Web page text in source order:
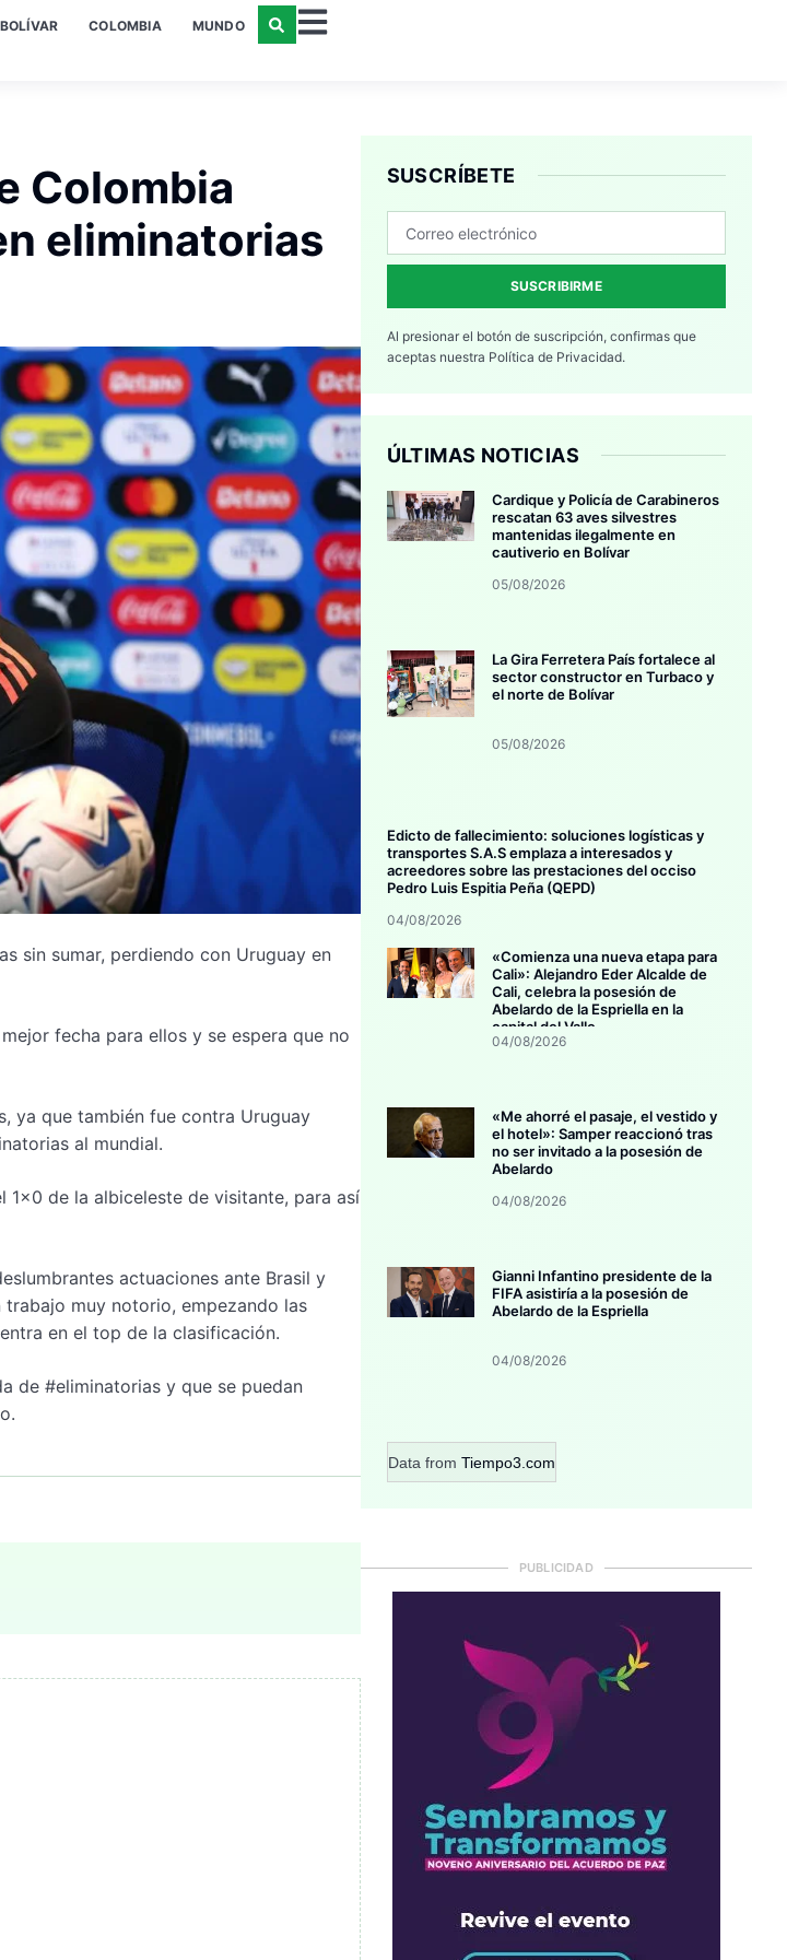
BOLÍVAR COLOMBIA MUNDO
Colombia
eliminatorias
sin sumar, perdiendo con Uruguay en
fecha para ellos y se espera que no
ya que también fue contra Uruguay
al mundial.
1×0 de la albiceleste de visitante, para así
actuaciones ante Brasil y
muy notorio, empezando las
en el top de la clasificación.
de #eliminatorias y que se puedan
SUSCRÍBETE
SUSCRIBIRME
Al presionar el botón de suscripción, confirmas que
aceptas nuestra Política de Privacidad.
ÚLTIMAS NOTICIAS
Cardique y Policía de Carabineros
rescatan 63 aves silvestres
mantenidas ilegalmente en
cautiverio en Bolívar
05/08/2026
La Gira Ferretera País fortalece al
sector constructor en Turbaco y
el norte de Bolívar
05/08/2026
Edicto de fallecimiento: soluciones logísticas y
transportes S.A.S emplaza a interesados y
acreedores sobre las prestaciones del occiso
Pedro Luis Espitia Peña (QEPD)
04/08/2026
«Comienza una nueva etapa para
Cali»: Alejandro Eder Alcalde de
Cali, celebra la posesión de
Abelardo de la Espriella en la
capital del Valle
04/08/2026
«Me ahorré el pasaje, el vestido y
el hotel»: Samper reaccionó tras
no ser invitado a la posesión de
Abelardo
04/08/2026
Gianni Infantino presidente de la
FIFA asistiría a la posesión de
Abelardo de la Espriella
04/08/2026
Data from Tiempo3.com
PUBLICIDAD